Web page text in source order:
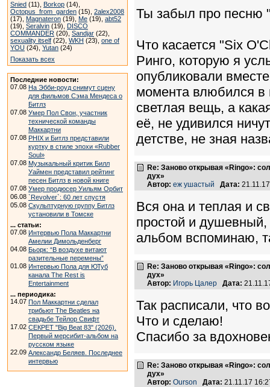
Snied (11), Borkop (14),
Octopus_from_garden (15), 2alex2008
(17), Magnateron (19), Me (19), abt52
(19), Seralvin (19), DISCO
COMMANDER (20), Sandjar (22),
sexuality itself (22), WKH (23), one of
YOU (24), Yutan (24)
Показать всех
Последние новости:
07.08 На Эбби-роуд снимут сцену
для фильмов Сэма Мендеса о
Битлз
07.08 Умер Пол Свон, участник
технической команды
Маккартни
07.08 PHIX и Битлз представили
куртку в стиле эпохи «Rubber
Soul»
07.08 Музыкальный критик Билл
Уаймен представил рейтинг
песен Битлз в новой книге
07.08 Умер продюсер Уильям Орбит
06.08 `Revolver`: 60 лет спустя
05.08 Скульптурную группу Битлз
установили в Томске
... статьи:
07.08 Интервью Пола Маккартни
Амелии Димольденберг
04.08 Бьорк: “В воздухе витают
разительные перемены”
01.08 Интервью Пола для ЮТуб
канала The Rest is
Entertainment
... периодика:
14.07 Пол Маккартни сделал
трибьют The Beatles на
свадьбе Тейлор Свифт
17.02 СЕКРЕТ "Big Beat 83" (2026).
Первый мерсибит-альбом на
русском языке
22.09 Александр Беляев. Последнее
интервью
Ты забыл про песню
Что касается "Six
Ринго, которую я
опубликовали
момента влюбился в
светлая вещь, а
её, не удивился
детстве, не зная
Re: Заново открывая «Ringo»:
дух»
Автор: еж ушастый Дата:
Вся она и теплая и
простой и душевный,
альбом вспоминаю,
Re: Заново открывая «Ringo»:
дух»
Автор: Игорь Цалер Дата:
Так расписали, что
Что и сделаю!
Спасибо за
Re: Заново открывая «Ringo»:
дух»
Автор: Ourson Дата: 21.11.17